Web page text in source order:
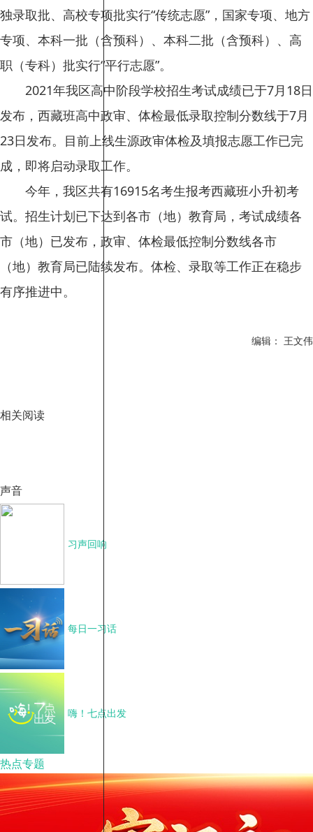
独录取批、高校专项批实行“传统志愿”，国家专项、地方
专项、本科一批（含预科）、本科二批（含预科）、高
职（专科）批实行“平行志愿”。
2021年我区高中阶段学校招生考试成绩已于7月18日
发布，西藏班高中政审、体检最低录取控制分数线于7月
23日发布。目前上线生源政审体检及填报志愿工作已完
成，即将启动录取工作。
今年，我区共有16915名考生报考西藏班小升初考
试。招生计划已下达到各市（地）教育局，考试成绩各
市（地）已发布，政审、体检最低控制分数线各市
（地）教育局已陆续发布。体检、录取等工作正在稳步
有序推进中。
编辑： 王文伟
相关阅读
声音
习声回响
每日一习话
嗨！七点出发
热点专题